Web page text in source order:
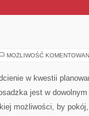
MOŻLIWOŚĆ
w kwestii
jest w
możliwości, by